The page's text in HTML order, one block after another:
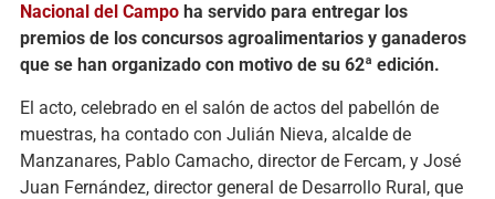
Nacional del Campoha servido para entregar los
premios de los concursos agroalimentarios y ganaderos
que se han organizado con motivo de su 62ª edición.
El acto, celebrado en el salón de actos del pabellón de
muestras, ha contado con Julián Nieva, alcalde de
Manzanares, Pablo Camacho, director de Fercam, y José
Juan Fernández, director general de Desarrollo Rural, que